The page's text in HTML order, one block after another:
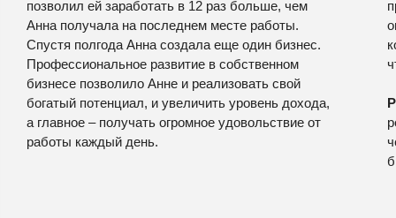
позволил ей заработать в 12 раз больше, чем
Анна получала на последнем месте работы.
Спустя полгода Анна создала еще один бизнес.
Профессиональное развитие в собственном
бизнесе позволило Анне и реализовать свой
богатый потенциал, и увеличить уровень дохода,
а главное – получать огромное удовольствие от
работы каждый день.